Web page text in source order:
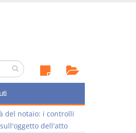
del notaio: i controlli
dell'atto